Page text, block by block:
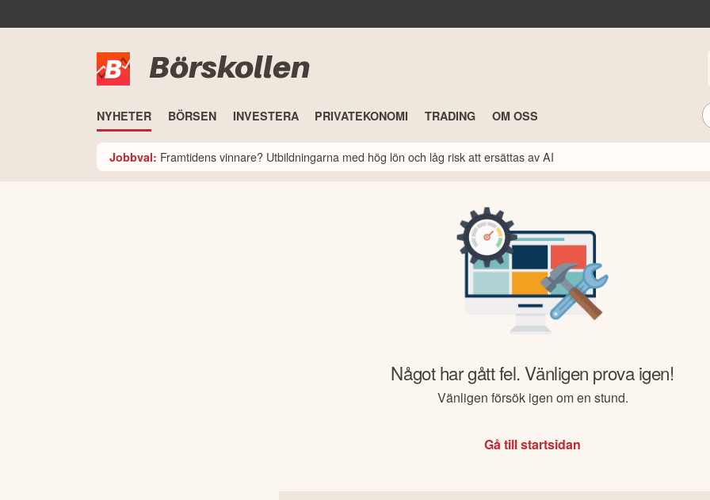
Börskollen
NYHETER BÖRSEN INVESTERA PRIVATEKONOMI TRADING OM OSS
Jobbval: Framtidens vinnare? Utbildningarna med hög lön och låg risk att ersättas av AI
Något har gått fel. Vänligen prova igen!
Vänligen försök igen om en stund.
Gå till startsidan